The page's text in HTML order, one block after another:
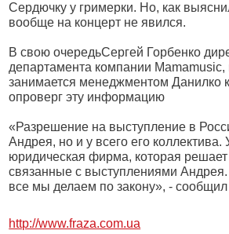
Сердючку у гримерки. Но, как
вообще на концерт не явился.
В свою очередьСергей Горбенко
департамента компании Mamamusic,
занимается менеджментом Данилко
опроверг эту информацию
«Разрешение на выступление в
Андрея, но и у всего его коллектива.
юридическая фирма, которая
связанные с выступлениями Андрея.
все мы делаем по закону», - сообщил
http://www.fraza.com.ua